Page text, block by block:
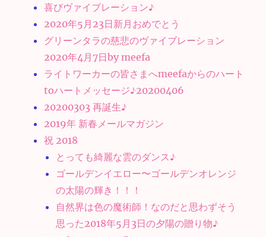
喜びヴァイブレーション♪
2020年5月23日新月おめでとう
グリーンタラの慈悲のヴァイブレーション
2020年4月7日by meefa
ライトワーカーの皆さまへmeefaからのハート
toハートメッセージ♪20200406
20200303 再誕生♪
2019年 新春メールマガジン
祝 2018
とっても綺麗な雲のダンス♪
ゴールデンイエロー〜ゴールデンオレンジ
の太陽の輝き！！！
自然界は色の魔術師！なのだと思わずそう
思った2018年5月3日の夕陽の贈り物♪